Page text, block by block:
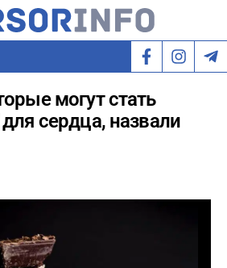
могут стать
сердца, назвали